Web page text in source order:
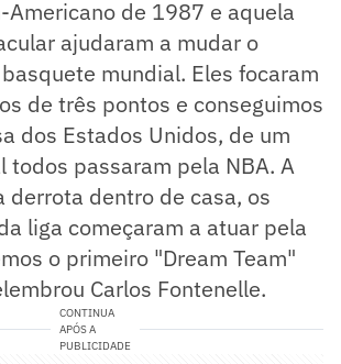
de 1987 e aquela
ajudaram a mudar o
mundial. Eles focaram
de três pontos e conseguimos
dos Estados Unidos, de um
todos passaram pela NBA. A
derrota dentro de casa, os
liga começaram a atuar pela
o primeiro "Dream Team"
Carlos Fontenelle.
CONTINUA
APÓS A
PUBLICIDADE